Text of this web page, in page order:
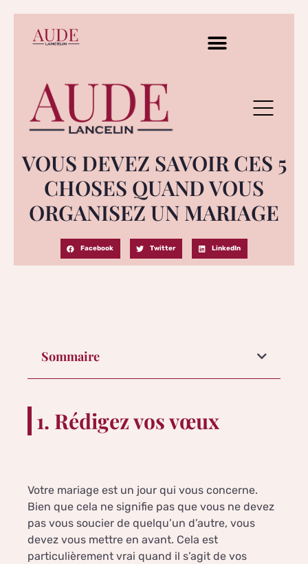
VOUS DEVEZ SAVOIR CES 5
CHOSES QUAND VOUS
ORGANISEZ UN MARIAGE
Facebook Twitter LinkedIn
Sommaire
1. Rédigez vos vœux
Votre mariage est un jour qui vous concerne.
Bien que cela ne signifie pas que vous ne devez
pas vous soucier de quelqu’un d’autre, vous
devez vous mettre en avant. Cela est
particulièrement vrai quand il s’agit de vos